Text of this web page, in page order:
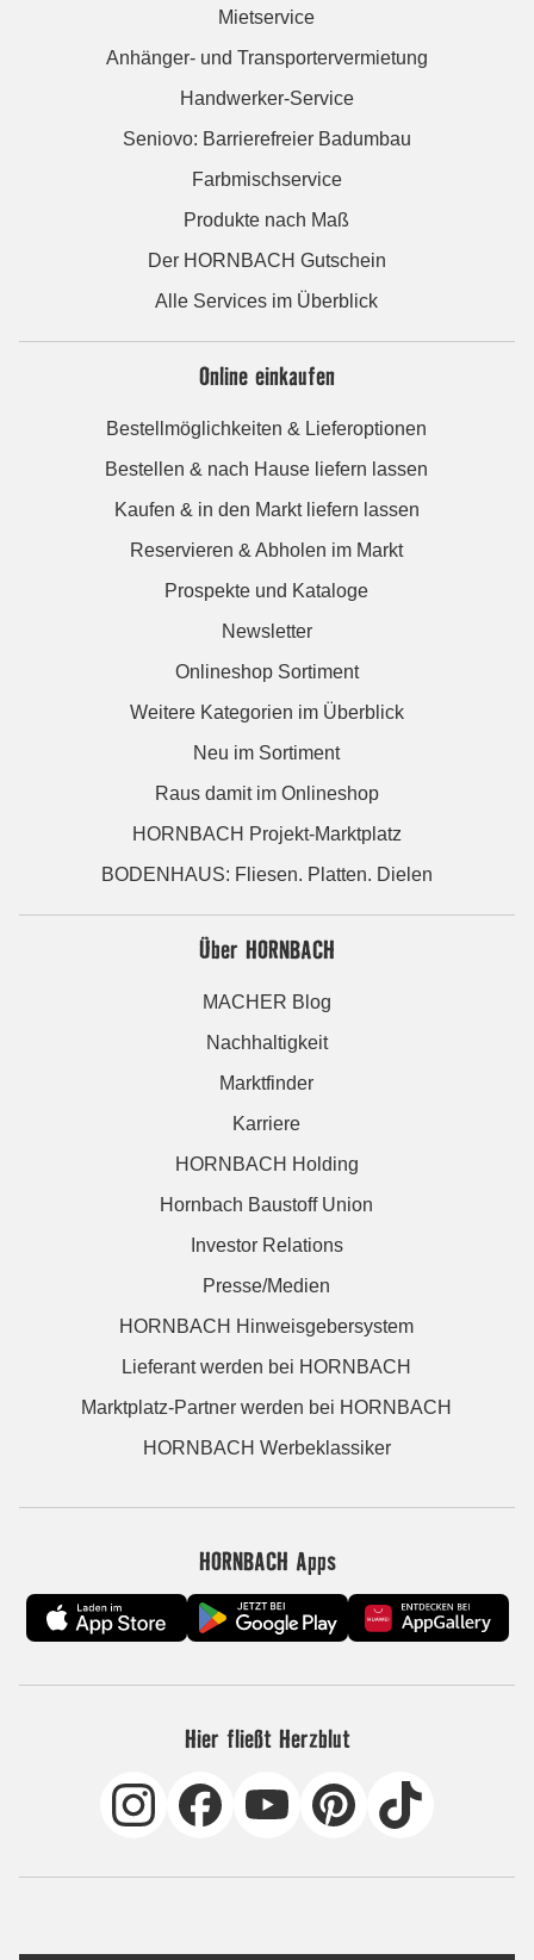
Mietservice
Anhänger- und Transportervermietung
Handwerker-Service
Seniovo: Barrierefreier Badumbau
Farbmischservice
Produkte nach Maß
Der HORNBACH Gutschein
Alle Services im Überblick
Online einkaufen
Bestellmöglichkeiten & Lieferoptionen
Bestellen & nach Hause liefern lassen
Kaufen & in den Markt liefern lassen
Reservieren & Abholen im Markt
Prospekte und Kataloge
Newsletter
Onlineshop Sortiment
Weitere Kategorien im Überblick
Neu im Sortiment
Raus damit im Onlineshop
HORNBACH Projekt-Marktplatz
BODENHAUS: Fliesen. Platten. Dielen
Über HORNBACH
MACHER Blog
Nachhaltigkeit
Marktfinder
Karriere
HORNBACH Holding
Hornbach Baustoff Union
Investor Relations
Presse/Medien
HORNBACH Hinweisgebersystem
Lieferant werden bei HORNBACH
Marktplatz-Partner werden bei HORNBACH
HORNBACH Werbeklassiker
HORNBACH Apps
Hier fließt Herzblut